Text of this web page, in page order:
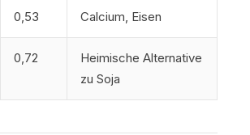
0,53 Calcium, Eisen
0,72
Heimische Alternative
zu Soja